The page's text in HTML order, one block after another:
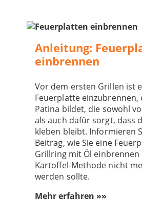
Anleitung:
einbrennen
Vor dem ersten Grillen ist
Feuerplatte einzubrennen,
Patina bildet, die sowohl
als auch dafür sorgt, dass
kleben bleibt. Informieren
Beitrag, wie Sie eine
Grillring mit Öl einbrennen
Kartoffel-Methode nicht
werden sollte.
Mehr erfahren »»